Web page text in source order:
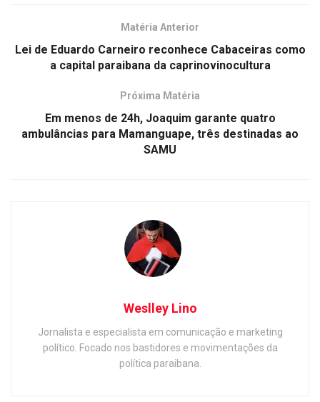
Matéria Anterior
Lei de Eduardo Carneiro reconhece Cabaceiras como
a capital paraibana da caprinovinocultura
Próxima Matéria
Em menos de 24h, Joaquim garante quatro
ambulâncias para Mamanguape, três destinadas ao
SAMU
Weslley Lino
Jornalista e especialista em comunicação e marketing
político. Focado nos bastidores e movimentações da
política paraibana.